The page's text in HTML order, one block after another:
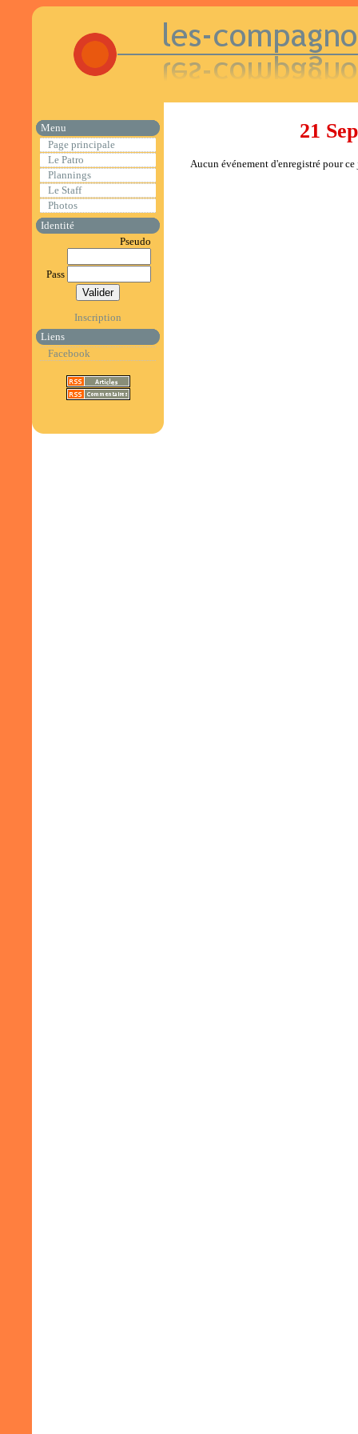
Menu
Page principale
Le Patro
Plannings
Le Staff
Photos
Identité
Pseudo
Pass
Inscription
Liens
Facebook
21
Aucun événement d'enregistré pour